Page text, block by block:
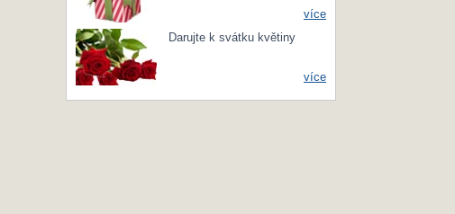
více
Darujte k svátku květiny
více